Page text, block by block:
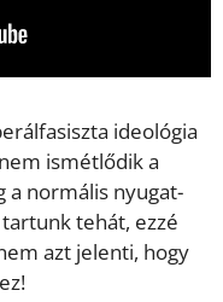
ideológia
ismétlődik a
a normális nyugat-
tehát, ezzé
azt jelenti, hogy